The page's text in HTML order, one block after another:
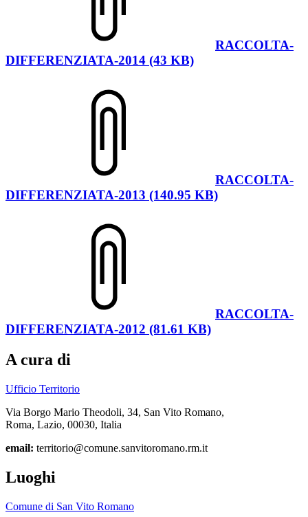
RACCOLTA-
DIFFERENZIATA-2014 (43 KB)
RACCOLTA-
DIFFERENZIATA-2013 (140.95 KB)
RACCOLTA-
DIFFERENZIATA-2012 (81.61 KB)
A cura di
Ufficio Territorio
Via Borgo Mario Theodoli, 34, San Vito Romano,
Roma, Lazio, 00030, Italia
email: territorio@comune.sanvitoromano.rm.it
Luoghi
Comune di San Vito Romano